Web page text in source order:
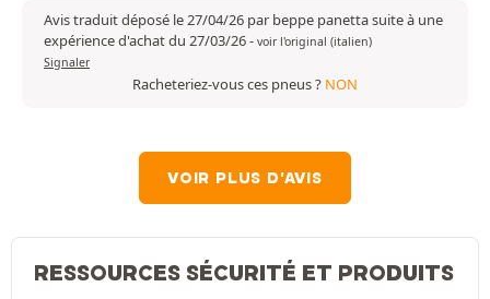
Avis traduit déposé le 27/04/26 par beppe panetta suite à une
expérience d'achat du 27/03/26- voir l'original (italien)
Signaler
Racheteriez-vous ces pneus ? NON
VOIR PLUS D'AVIS
RESSOURCES SÉCURITÉ ET PRODUITS